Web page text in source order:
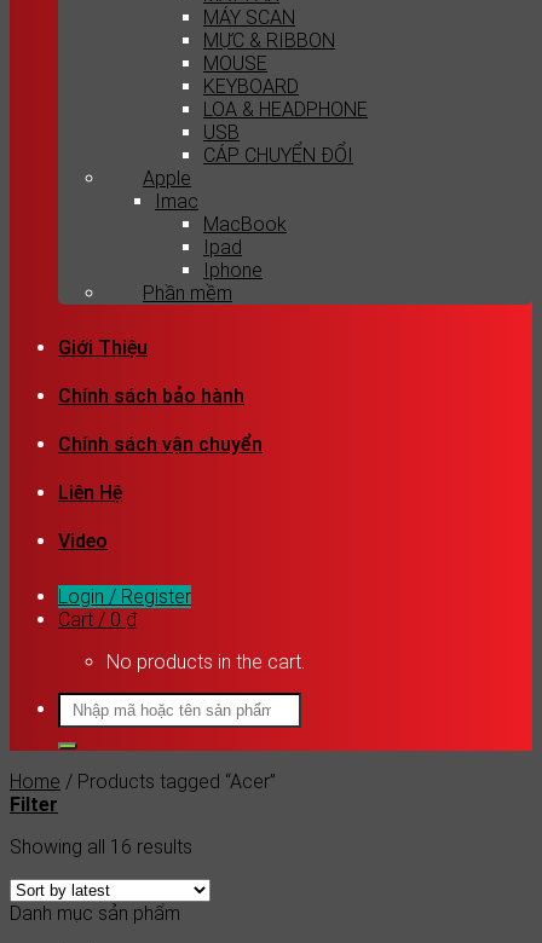
MÁY SCAN
MỰC & RIBBON
MOUSE
KEYBOARD
LOA & HEADPHONE
USB
CÁP CHUYỂN ĐỔI
Apple
Imac
MacBook
Ipad
Iphone
Phần mềm
Giới Thiệu
Chính sách bảo hành
Chính sách vận chuyển
Liên Hệ
Video
Login / Register
Cart / 0 ₫
No products in the cart.
Search
for:
Home / Products tagged “Acer”
Filter
Showing all 16 results
Danh mục sản phẩm